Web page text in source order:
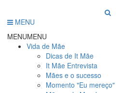
MENU
MENUMENU
Vida de Mãe
Dicas de It Mãe
It Mãe Entrevista
Mães e o sucesso
Momento "Eu mereço"